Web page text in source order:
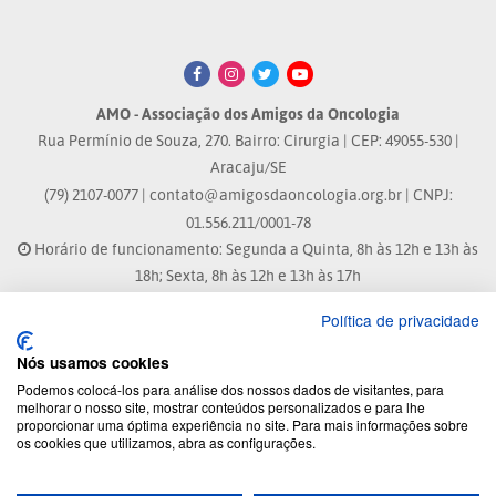
AMO - Associação dos Amigos da Oncologia
Rua Permínio de Souza, 270. Bairro: Cirurgia | CEP: 49055-530 |
Aracaju/SE
(79) 2107-0077 | contato@amigosdaoncologia.org.br| CNPJ:
01.556.211/0001-78
Horário de funcionamento: Segunda a Quinta, 8h às 12h e 13h às
18h; Sexta, 8h às 12h e 13h às 17h
Site atualizado em: 04/08/2026 às 10:33h
® Marca Registrada
© 2026 - Todos os direitos reservados.
Política de privacidade
Nós usamos cookies
Podemos colocá-los para análise dos nossos dados de visitantes, para
melhorar o nosso site, mostrar conteúdos personalizados e para lhe
proporcionar uma óptima experiência no site. Para mais informações sobre
os cookies que utilizamos, abra as configurações.